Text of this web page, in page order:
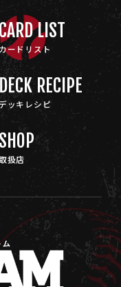
CARD LIST
カードリスト
DECK RECIPE
デッキレシピ
SHOP
扱店